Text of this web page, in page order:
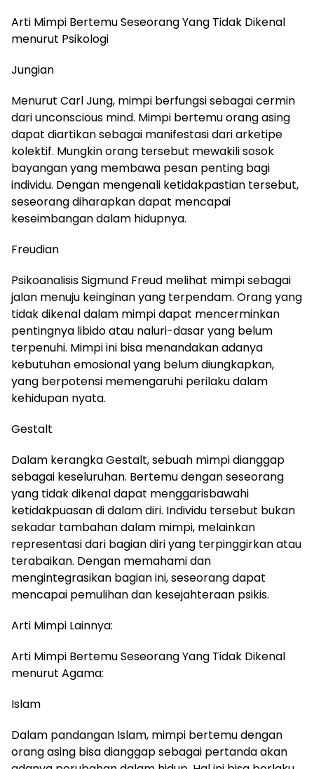
Arti Mimpi Bertemu Seseorang Yang Tidak Dikenal
menurut Psikologi
Jungian
Menurut Carl Jung, mimpi berfungsi sebagai cermin
dari unconscious mind. Mimpi bertemu orang asing
dapat diartikan sebagai manifestasi dari arketipe
kolektif. Mungkin orang tersebut mewakili sosok
bayangan yang membawa pesan penting bagi
individu. Dengan mengenali ketidakpastian tersebut,
seseorang diharapkan dapat mencapai
keseimbangan dalam hidupnya.
Freudian
Psikoanalisis Sigmund Freud melihat mimpi sebagai
jalan menuju keinginan yang terpendam. Orang yang
tidak dikenal dalam mimpi dapat mencerminkan
pentingnya libido atau naluri-dasar yang belum
terpenuhi. Mimpi ini bisa menandakan adanya
kebutuhan emosional yang belum diungkapkan,
yang berpotensi memengaruhi perilaku dalam
kehidupan nyata.
Gestalt
Dalam kerangka Gestalt, sebuah mimpi dianggap
sebagai keseluruhan. Bertemu dengan seseorang
yang tidak dikenal dapat menggarisbawahi
ketidakpuasan di dalam diri. Individu tersebut bukan
sekadar tambahan dalam mimpi, melainkan
representasi dari bagian diri yang terpinggirkan atau
terabaikan. Dengan memahami dan
mengintegrasikan bagian ini, seseorang dapat
mencapai pemulihan dan kesejahteraan psikis.
Arti Mimpi Lainnya:
Arti Mimpi Bertemu Seseorang Yang Tidak Dikenal
menurut Agama:
Islam
Dalam pandangan Islam, mimpi bertemu dengan
orang asing bisa dianggap sebagai pertanda akan